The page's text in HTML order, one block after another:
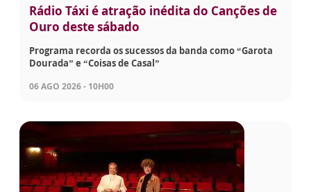
Rádio Táxi é atração inédita do Canções de
Ouro deste sábado
Programa recorda os sucessos da banda como “Garota
Dourada” e “Coisas de Casal”
06 AGO 2026 - 10H00